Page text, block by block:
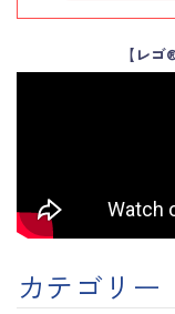
【レ
カテゴリー